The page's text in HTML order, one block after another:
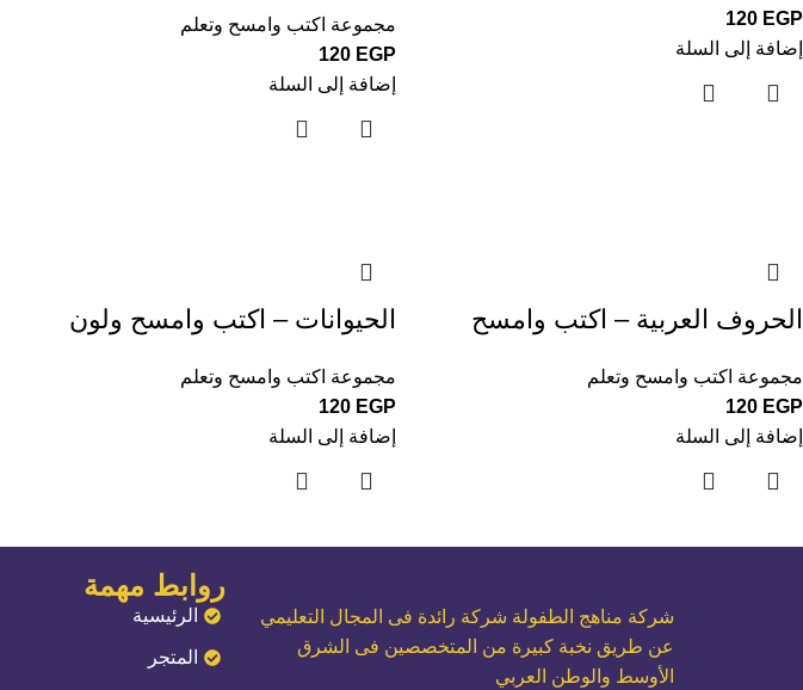
120 EGP
إضافة إلى السلة
مجموعة اكتب وامسح وتعلم
120 EGP
إضافة إلى السلة
الحروف العربية – اكتب وامسح
مجموعة اكتب وامسح وتعلم
120 EGP
إضافة إلى السلة
الحيوانات – اكتب وامسح ولون
مجموعة اكتب وامسح وتعلم
120 EGP
إضافة إلى السلة
شركة مناهج الطفولة شركة رائدة فى المجال التعليمي
عن طريق نخبة كبيرة من المتخصصين فى الشرق
الأوسط والوطن العربي
روابط مهمة
الرئيسية
المتجر